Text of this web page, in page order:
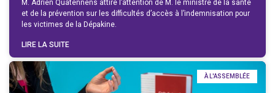
M. Adrien Quatennens attire l’attention de M. le ministre de la santé
et de la prévention sur les difficultés d’accès à l’indemnisation pour
les victimes de la Dépakine.
LIRE LA SUITE
À L'ASSEMBLÉE